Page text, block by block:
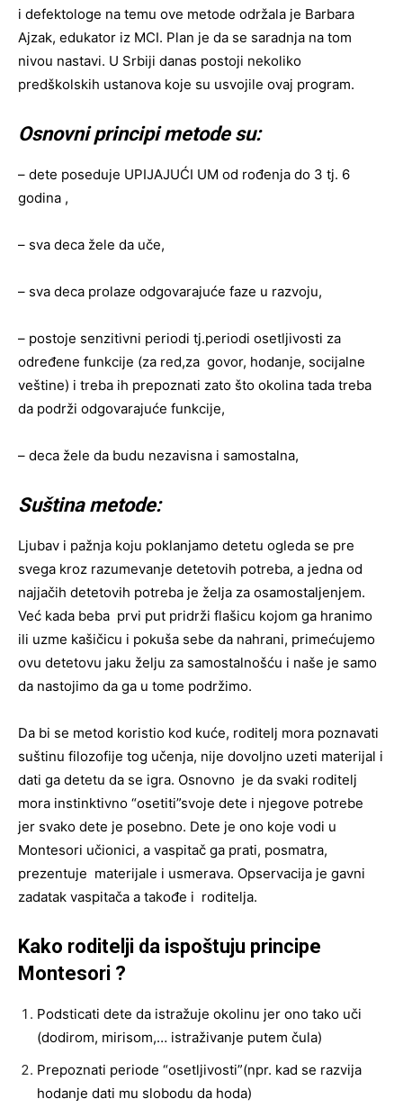
i defektologe na temu ove metode održala je Barbara
Ajzak, edukator iz MCI. Plan je da se saradnja na tom
nivou nastavi. U Srbiji danas postoji nekoliko
predškolskih ustanova koje su usvojile ovaj program.
Osnovni principi metode su:
– dete poseduje UPIJAJUĆI UM od rođenja do 3 tj. 6
godina ,
– sva deca žele da uče,
– sva deca prolaze odgovarajuće faze u razvoju,
– postoje senzitivni periodi tj.periodi osetljivosti za
određene funkcije (za red,za govor, hodanje, socijalne
veštine) i treba ih prepoznati zato što okolina tada treba
da podrži odgovarajuće funkcije,
– deca žele da budu nezavisna i samostalna,
Suština metode:
Ljubav i pažnja koju poklanjamo detetu ogleda se pre
svega kroz razumevanje detetovih potreba, a jedna od
najjačih detetovih potreba je želja za osamostaljenjem.
Već kada beba prvi put pridrži flašicu kojom ga hranimo
ili uzme kašičicu i pokuša sebe da nahrani, primećujemo
ovu detetovu jaku želju za samostalnošću i naše je samo
da nastojimo da ga u tome podržimo.
Da bi se metod koristio kod kuće, roditelj mora poznavati
suštinu filozofije tog učenja, nije dovoljno uzeti materijal i
dati ga detetu da se igra. Osnovno je da svaki roditelj
mora instinktivno “osetiti”svoje dete i njegove potrebe
jer svako dete je posebno. Dete je ono koje vodi u
Montesori učionici, a vaspitač ga prati, posmatra,
prezentuje materijale i usmerava. Opservacija je gavni
zadatak vaspitača a takođe i roditelja.
Kako roditelji da ispoštuju principe
Montesori ?
Podsticati dete da istražuje okolinu jer ono tako uči
(dodirom, mirisom,… istraživanje putem čula)
Prepoznati periode “osetljivosti”(npr. kad se razvija
hodanje dati mu slobodu da hoda)